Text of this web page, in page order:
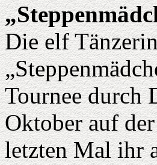
Die elf
Tournee durch
Oktober auf
letzten Mal ihr